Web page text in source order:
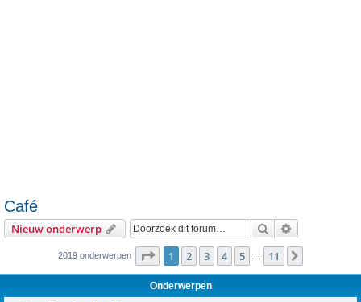
Café
Nieuw onderwerp Zoek
2019 onderwerpen Pagina van 11
1 2 3 4 5 11
Onderwerpen